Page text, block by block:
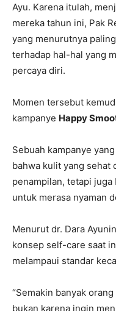
Ayu. Karena itulah,
mereka tahun ini, Pak
yang menurutnya
terhadap hal-hal yang
percaya diri.
Momen tersebut
kampanye Happy
Sebuah kampanye
bahwa kulit yang sehat
penampilan, tetapi
untuk merasa nyaman
Menurut dr. Dara
konsep self-care saat
melampaui standar
“Semakin banyak
bukan karena ingin